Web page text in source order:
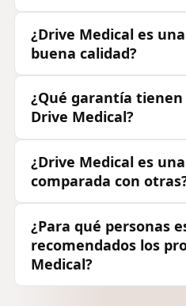
¿Drive Medical es
buena calidad?
¿Qué garantía
Drive Medical?
¿Drive Medical es
comparada con
¿Para qué personas
recomendados los
Medical?